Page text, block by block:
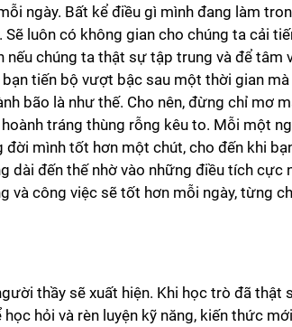
ngày. Bất kể điều gì mình đang làm
luôn có không gian cho chúng ta cải
chúng ta thật sự tập trung và để tâm
tiến bộ vượt bậc sau một thời gian mà
bão là như thế. Cho nên, đừng chỉ mơ
tráng thùng rỗng kêu to. Mỗi một
mình tốt hơn một chút, cho đến khi
dài đến thế nhờ vào những điều tích cực
và công việc sẽ tốt hơn mỗi ngày, từng
thầy sẽ xuất hiện. Khi học trò đã thật
hỏi và rèn luyện kỹ năng, kiến thức